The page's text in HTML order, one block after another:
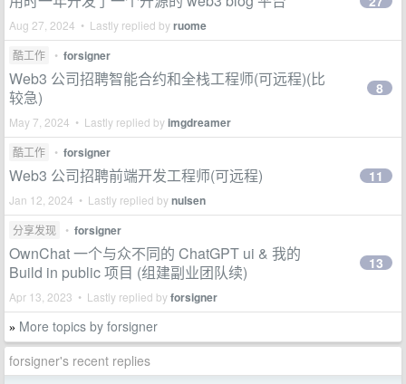
Aug 27, 2024 • Lastly replied byruome
酷工作 • forsigner
Web3 公司招聘智能合约和全栈工程师(可远程)(比
较急)
May 7, 2024 • Lastly replied byimgdreamer
8
酷工作 • forsigner
Web3 公司招聘前端开发工程师(可远程)
Jan 12, 2024 • Lastly replied bynulsen
11
分享发现 • forsigner
OwnChat 一个与众不同的 ChatGPT ui & 我的
Build in public 项目 (组建副业团队续)
Apr 13, 2023 • Lastly replied byforsigner
13
» More topics by forsigner
forsigner's recent replies